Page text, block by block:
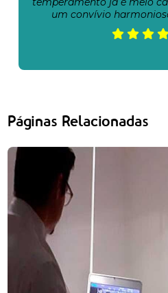
um convívio
Páginas Relacionadas